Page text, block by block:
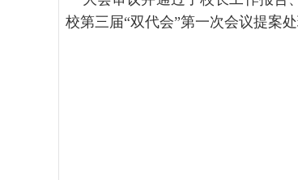
校第三届“双代会”第一次会议提案